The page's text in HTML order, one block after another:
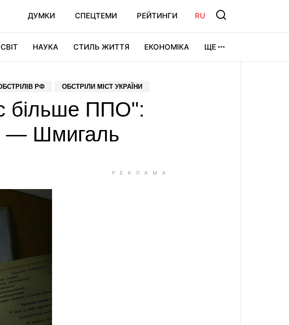
ДУМКИ СПЕЦТЕМИ РЕЙТИНГИ RU
СВІТ НАУКА СТИЛЬ ЖИТТЯ ЕКОНОМІКА ЩЕ
РФ ОБСТРІЛИ МІСТ УКРАЇНИ
більше ППО":
— Шмигаль